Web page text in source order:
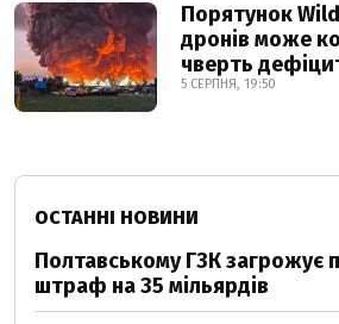
Порятунок
дронів може
чверть
5 СЕРПНЯ, 19:50
ОСТАННІ НОВИНИ
Полтавському ГЗК загрожує
штраф на 35 мільярдів